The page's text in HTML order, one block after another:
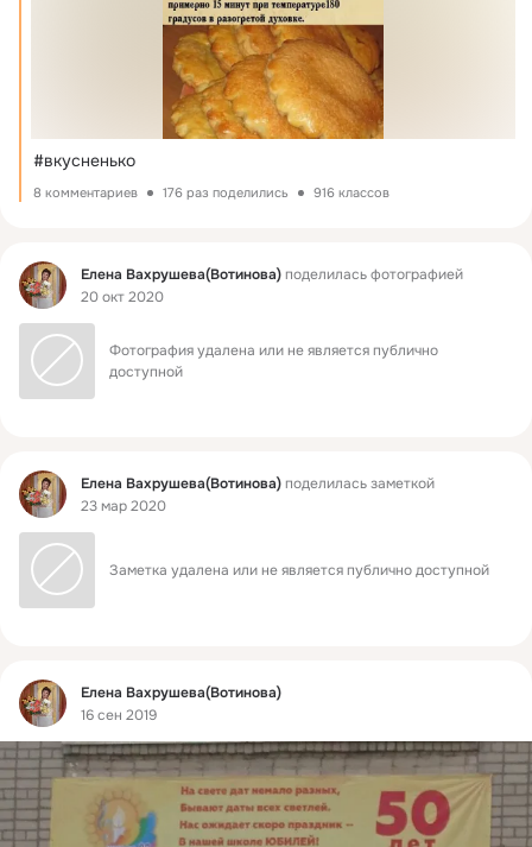
#вкусненько
8 комментариев 176 раз поделились 916 классов
Фид Елена Вахрушева(Вотинова)поделилась фотографией
20 окт 2020
Фотография удалена или не является публично
доступной
Фид Елена Вахрушева(Вотинова)поделилась заметкой
23 мар 2020
Заметка удалена или не является публично доступной
Фид
Елена Вахрушева(Вотинова)
16 сен 2019